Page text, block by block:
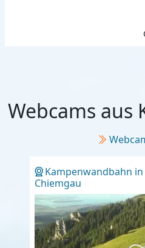
Webcams aus
Kampenwandbahn
Chiemgau